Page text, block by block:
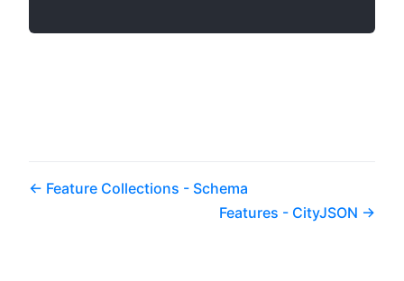
Feature Collections - Schema
Features - CityJSON